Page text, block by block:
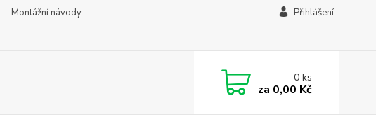
Montážní návody
Přihlášení
0ks
za 0,00 Kč